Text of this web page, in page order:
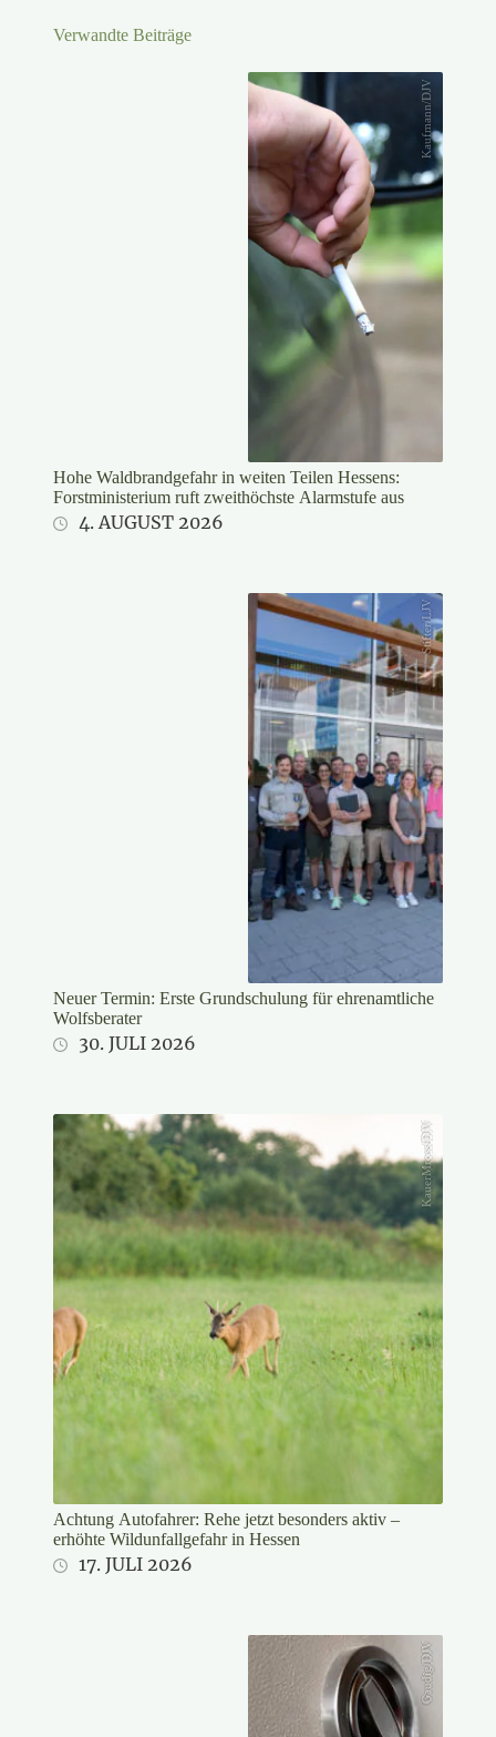
Verwandte Beiträge
Kaufmann/DJV
Hohe Waldbrandgefahr in weiten Teilen Hessens:
Forstministerium ruft zweithöchste Alarmstufe aus
4. AUGUST 2026
Stifter/LJV
Neuer Termin: Erste Grundschulung für ehrenamtliche
Wolfsberater
30. JULI 2026
KauerMross/DJV
Achtung Autofahrer: Rehe jetzt besonders aktiv –
erhöhte Wildunfallgefahr in Hessen
17. JULI 2026
Gaudig/DJV